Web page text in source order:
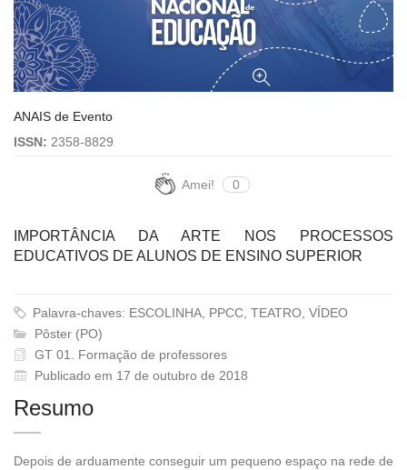
ANAIS de Evento
ISSN: 2358-8829
Amei! 0
IMPORTÂNCIA DA ARTE NOS PROCESSOS
EDUCATIVOS DE ALUNOS DE ENSINO SUPERIOR
Palavra-chaves: ESCOLINHA, PPCC, TEATRO, VÍDEO
Pôster (PO)
GT 01. Formação de professores
Publicado em 17 de outubro de 2018
Resumo
Depois de arduamente conseguir um pequeno espaço na rede de